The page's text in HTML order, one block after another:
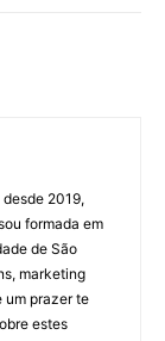
2019,
formada em
de São
marketing
um prazer te
estes